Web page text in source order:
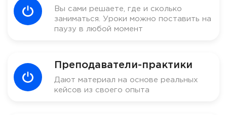
Вы сами решаете, где и сколько
заниматься. Уроки можно поставить на
паузу в любой момент
Преподаватели-практики
Дают материал на основе реальных
кейсов из своего опыта